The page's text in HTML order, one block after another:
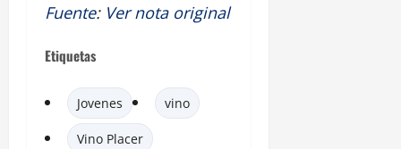
Fuente: Ver nota original
Etiquetas
Jovenes vino
Vino Placer